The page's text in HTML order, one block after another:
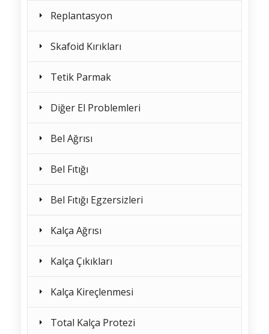
Replantasyon
Skafoid Kırıkları
Tetik Parmak
Diğer El Problemleri
Bel Ağrısı
Bel Fıtığı
Bel Fıtığı Egzersizleri
Kalça Ağrısı
Kalça Çıkıkları
Kalça Kireçlenmesi
Total Kalça Protezi